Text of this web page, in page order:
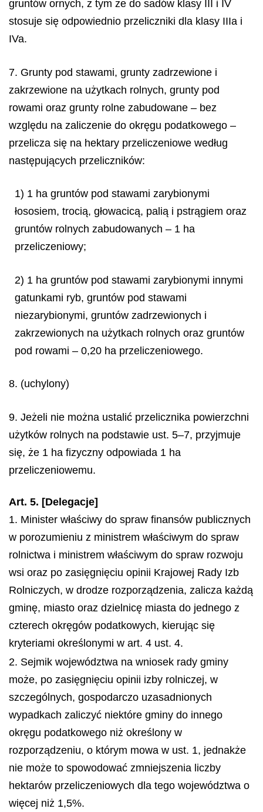
gruntów ornych, z tym że do sadów klasy III i IV
stosuje się odpowiednio przeliczniki dla klasy IIIa i
IVa.
7. Grunty pod stawami, grunty zadrzewione i
zakrzewione na użytkach rolnych, grunty pod
rowami oraz grunty rolne zabudowane – bez
względu na zaliczenie do okręgu podatkowego –
przelicza się na hektary przeliczeniowe według
następujących przeliczników:
1) 1 ha gruntów pod stawami zarybionymi
łososiem, trocią, głowacicą, palią i pstrągiem oraz
gruntów rolnych zabudowanych – 1 ha
przeliczeniowy;
2) 1 ha gruntów pod stawami zarybionymi innymi
gatunkami ryb, gruntów pod stawami
niezarybionymi, gruntów zadrzewionych i
zakrzewionych na użytkach rolnych oraz gruntów
pod rowami – 0,20 ha przeliczeniowego.
8. (uchylony)
9. Jeżeli nie można ustalić przelicznika powierzchni
użytków rolnych na podstawie ust. 5–7, przyjmuje
się, że 1 ha fizyczny odpowiada 1 ha
przeliczeniowemu.
Art. 5. [Delegacje]
1. Minister właściwy do spraw finansów publicznych
w porozumieniu z ministrem właściwym do spraw
rolnictwa i ministrem właściwym do spraw rozwoju
wsi oraz po zasięgnięciu opinii Krajowej Rady Izb
Rolniczych, w drodze rozporządzenia, zalicza każdą
gminę, miasto oraz dzielnicę miasta do jednego z
czterech okręgów podatkowych, kierując się
kryteriami określonymi w art. 4 ust. 4.
2. Sejmik województwa na wniosek rady gminy
może, po zasięgnięciu opinii izby rolniczej, w
szczególnych, gospodarczo uzasadnionych
wypadkach zaliczyć niektóre gminy do innego
okręgu podatkowego niż określony w
rozporządzeniu, o którym mowa w ust. 1, jednakże
nie może to spowodować zmniejszenia liczby
hektarów przeliczeniowych dla tego województwa o
więcej niż 1,5%.